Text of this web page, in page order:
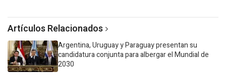
Artículos Relacionados
Argentina, Uruguay y Paraguay presentan su
candidatura conjunta para albergar el Mundial de
2030